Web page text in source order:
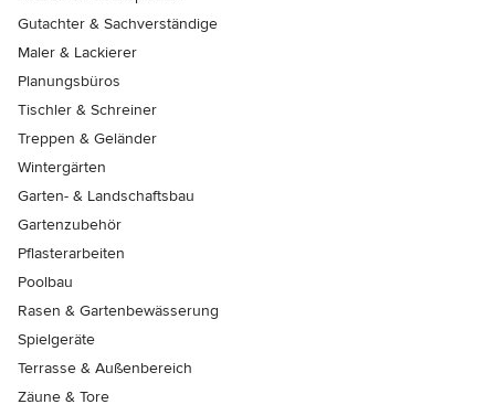
Gutachter & Sachverständige
Maler & Lackierer
Planungsbüros
Tischler & Schreiner
Treppen & Geländer
Wintergärten
Garten- & Landschaftsbau
Gartenzubehör
Pflasterarbeiten
Poolbau
Rasen & Gartenbewässerung
Spielgeräte
Terrasse & Außenbereich
Zäune & Tore